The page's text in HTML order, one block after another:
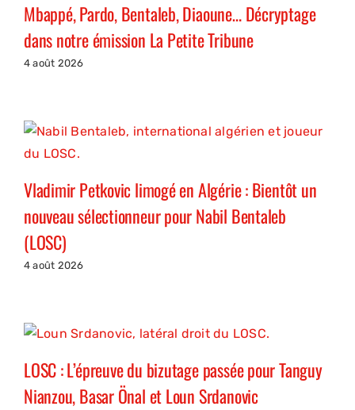
Mbappé, Pardo, Bentaleb, Diaoune… Décryptage
dans notre émission La Petite Tribune
4 août 2026
Vladimir Petkovic limogé en Algérie : Bientôt un
nouveau sélectionneur pour Nabil Bentaleb
(LOSC)
4 août 2026
LOSC : L’épreuve du bizutage passée pour Tanguy
Nianzou, Basar Önal et Loun Srdanovic